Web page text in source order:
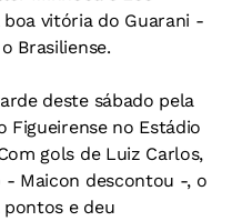
vitória do Guarani -
Brasiliense.
deste sábado pela
Figueirense no Estádio
gols de Luiz Carlos,
- Maicon descontou -, o
pontos e deu